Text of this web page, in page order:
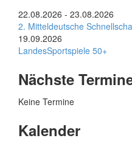
22.08.2026 - 23.08.2026
2. Mitteldeutsche
19.09.2026
LandesSportspiele 50+
Nächste
Keine Termine
Kalender